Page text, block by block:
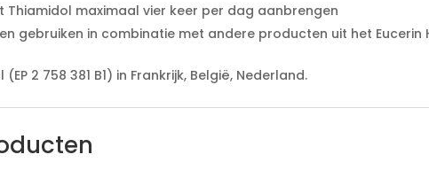
Thiamidol maximaal vier keer per dag aanbrengen
gebruiken in combinatie met andere producten uit het Eucerin
2 758 381 B1) in Frankrijk, België, Nederland.